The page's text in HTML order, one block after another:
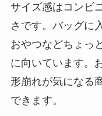
サイズ感はコンビ
さです。バッグに
おやつなどちょっ
に向いています。
形崩れが気になる
できます。